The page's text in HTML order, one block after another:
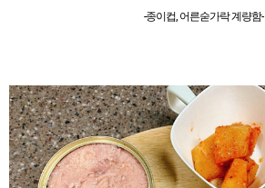
-종이컵, 어른숟가락 계량함-